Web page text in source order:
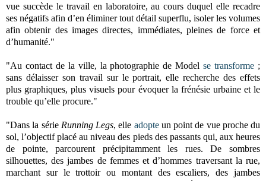
vue succède le travail en laboratoire, au cours duquel elle recadre
ses négatifs afin d’en éliminer tout détail superflu, isoler les volumes
afin obtenir des images directes, immédiates, pleines de force et
d’humanité."
"Au contact de la ville, la photographie de Modelse transforme ;
sans délaisser son travail sur le portrait, elle recherche des effets
plus graphiques, plus visuels pour évoquer la frénésie urbaine et le
trouble qu’elle procure."
"Dans la série Running Legs, elle adopteun point de vue proche du
sol, l’objectif placé au niveau des pieds des passants qui, aux heures
de pointe, parcourent précipitamment les rues. De sombres
silhouettes, des jambes de femmes et d’hommes traversant la rue,
marchant sur le trottoir ou montant des escaliers, des jambes